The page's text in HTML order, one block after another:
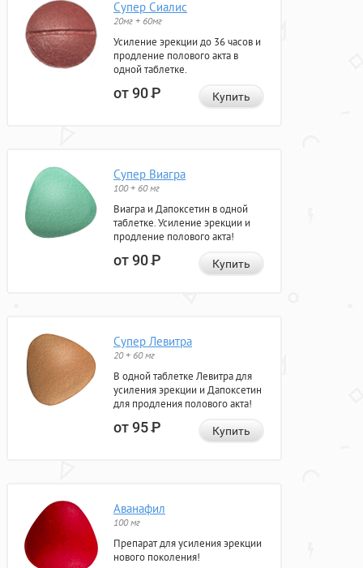
Супер Сиалис
20мг + 60мг
Усиление эрекции до 36 часов и
продление полового акта в
одной таблетке.
от 90Р Купить
Супер Виагра
100 + 60 мг
Виагра и Дапоксетин в одной
таблетке. Усиление эрекции и
продление полового акта!
от 90Р Купить
Супер Левитра
20 + 60 мг
В одной таблетке Левитра для
усиления эрекции и Дапоксетин
для продления полового акта!
от 95Р Купить
Аванафил
100 мг
Препарат для усиления эрекции
нового поколения!